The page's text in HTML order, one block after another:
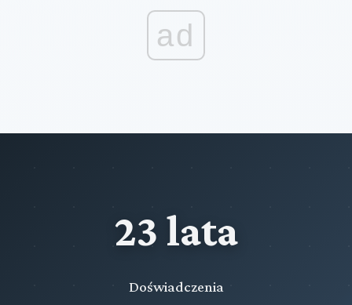
ad
23 lata
Doświadczenia